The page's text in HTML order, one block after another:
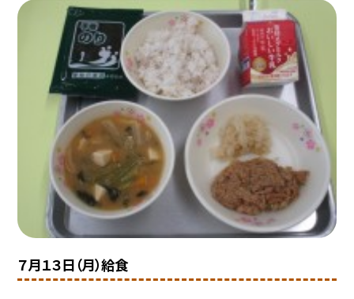
７月１３日（月）給食